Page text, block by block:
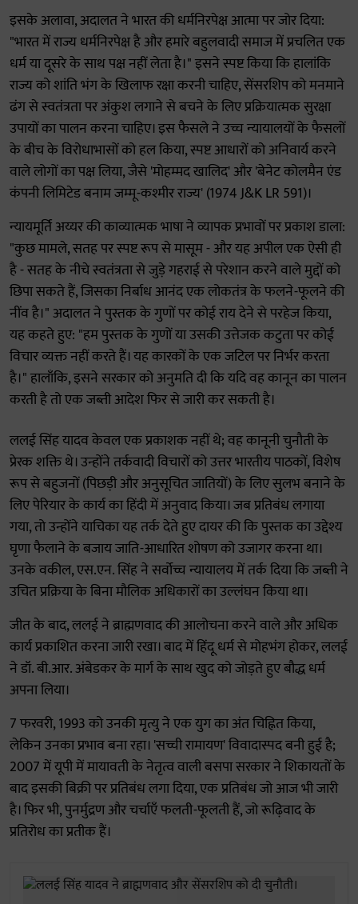
इसके अलावा, अदालत ने भारत की धर्मनिरपेक्ष आत्मा पर जोर दिया:
"भारत में राज्य धर्मनिरपेक्ष है और हमारे बहुलवादी समाज में प्रचलित एक
धर्म या दूसरे के साथ पक्ष नहीं लेता है।" इसने स्पष्ट किया कि हालांकि
राज्य को शांति भंग के खिलाफ रक्षा करनी चाहिए, सेंसरशिप को मनमाने
ढंग से स्वतंत्रता पर अंकुश लगाने से बचने के लिए प्रक्रियात्मक सुरक्षा
उपायों का पालन करना चाहिए। इस फैसले ने उच्च न्यायालयों के फैसलों
के बीच के विरोधाभासों को हल किया, स्पष्ट आधारों को अनिवार्य करने
वाले लोगों का पक्ष लिया, जैसे 'मोहम्मद खालिद' और 'बेनेट कोलमैन एंड
कंपनी लिमिटेड बनाम जम्मू-कश्मीर राज्य' (1974 J&K LR 591)।
न्यायमूर्ति अय्यर की काव्यात्मक भाषा ने व्यापक प्रभावों पर प्रकाश डाला:
"कुछ मामले, सतह पर स्पष्ट रूप से मासूम - और यह अपील एक ऐसी ही
है - सतह के नीचे स्वतंत्रता से जुड़े गहराई से परेशान करने वाले मुद्दों को
छिपा सकते हैं, जिसका निर्बाध आनंद एक लोकतंत्र के फलने-फूलने की
नींव है।" अदालत ने पुस्तक के गुणों पर कोई राय देने से परहेज किया,
यह कहते हुए: "हम पुस्तक के गुणों या उसकी उत्तेजक कटुता पर कोई
विचार व्यक्त नहीं करते हैं। यह कारकों के एक जटिल पर निर्भर करता
है।" हालाँकि, इसने सरकार को अनुमति दी कि यदि वह कानून का पालन
करती है तो एक जब्ती आदेश फिर से जारी कर सकती है।
ललई सिंह यादव केवल एक प्रकाशक नहीं थे; वह कानूनी चुनौती के
प्रेरक शक्ति थे। उन्होंने तर्कवादी विचारों को उत्तर भारतीय पाठकों, विशेष
रूप से बहुजनों (पिछड़ी और अनुसूचित जातियों) के लिए सुलभ बनाने के
लिए पेरियार के कार्य का हिंदी में अनुवाद किया। जब प्रतिबंध लगाया
गया, तो उन्होंने याचिका यह तर्क देते हुए दायर की कि पुस्तक का उद्देश्य
घृणा फैलाने के बजाय जाति-आधारित शोषण को उजागर करना था।
उनके वकील, एस.एन. सिंह ने सर्वोच्च न्यायालय में तर्क दिया कि जब्ती ने
उचित प्रक्रिया के बिना मौलिक अधिकारों का उल्लंघन किया था।
जीत के बाद, ललई ने ब्राह्मणवाद की आलोचना करने वाले और अधिक
कार्य प्रकाशित करना जारी रखा। बाद में हिंदू धर्म से मोहभंग होकर, ललई
ने डॉ. बी.आर. अंबेडकर के मार्ग के साथ खुद को जोड़ते हुए बौद्ध धर्म
अपना लिया।
7 फरवरी, 1993 को उनकी मृत्यु ने एक युग का अंत चिह्नित किया,
लेकिन उनका प्रभाव बना रहा। 'सच्ची रामायण' विवादास्पद बनी हुई है;
2007 में यूपी में मायावती के नेतृत्व वाली बसपा सरकार ने शिकायतों के
बाद इसकी बिक्री पर प्रतिबंध लगा दिया, एक प्रतिबंध जो आज भी जारी
है। फिर भी, पुनर्मुद्रण और चर्चाएँ फलती-फूलती हैं, जो रूढ़िवाद के
प्रतिरोध का प्रतीक हैं।